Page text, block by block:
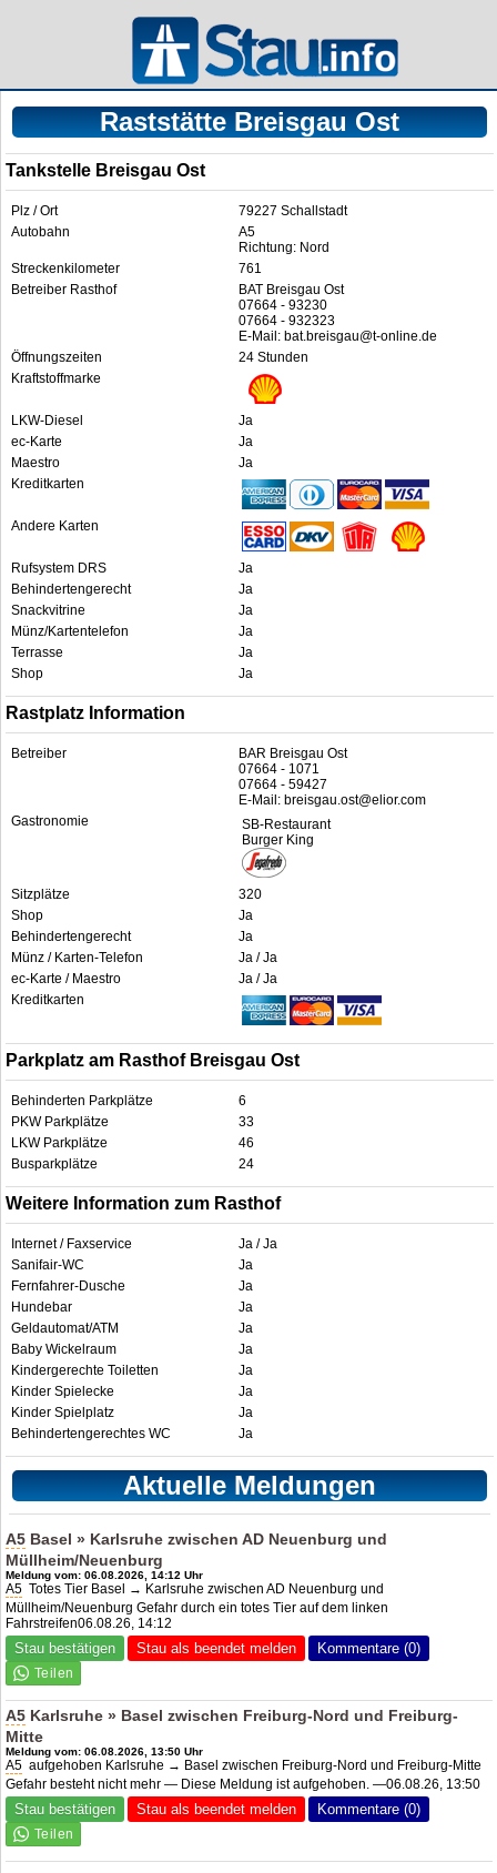
Raststätte Breisgau Ost
Tankstelle Breisgau Ost
Plz / Ort
79227 Schallstadt
Autobahn
A5
Richtung: Nord
Streckenkilometer
761
Betreiber Rasthof
BAT Breisgau Ost
07664 - 93230
07664 - 932323
E-Mail: bat.breisgau@t-online.de
Öffnungszeiten
24 Stunden
Kraftstoffmarke
LKW-Diesel
Ja
ec-Karte
Ja
Maestro
Ja
Kreditkarten
Andere Karten
Rufsystem DRS
Ja
Behindertengerecht
Ja
Snackvitrine
Ja
Münz/Kartentelefon
Ja
Terrasse
Ja
Shop
Ja
Rastplatz Information
Betreiber
BAR Breisgau Ost
07664 - 1071
07664 - 59427
E-Mail: breisgau.ost@elior.com
Gastronomie
SB-Restaurant
Burger King
Sitzplätze
320
Shop
Ja
Behindertengerecht
Ja
Münz / Karten-Telefon
Ja / Ja
ec-Karte / Maestro
Ja / Ja
Kreditkarten
Parkplatz am Rasthof Breisgau Ost
Behinderten Parkplätze
6
PKW Parkplätze
33
LKW Parkplätze
46
Busparkplätze
24
Weitere Information zum Rasthof
Internet / Faxservice
Ja / Ja
Sanifair-WC
Ja
Fernfahrer-Dusche
Ja
Hundebar
Ja
Geldautomat/ATM
Ja
Baby Wickelraum
Ja
Kindergerechte Toiletten
Ja
Kinder Spielecke
Ja
Kinder Spielplatz
Ja
Behindertengerechtes WC
Ja
Aktuelle Meldungen
A5 Basel » Karlsruhe zwischenAD Neuenburg und
Müllheim/Neuenburg
Meldung vom: 06.08.2026, 14:12 Uhr
A5 Totes Tier Basel → Karlsruhe zwischenAD Neuenburg und
Müllheim/Neuenburg Gefahr durch ein totes Tier auf dem linken
Fahrstreifen06.08.26, 14:12
Stau bestätigen Stau als beendet melden Kommentare (0)
A5 Karlsruhe » Basel zwischen Freiburg-Nord und Freiburg-
Mitte
Meldung vom: 06.08.2026, 13:50 Uhr
A5 aufgehoben Karlsruhe → Basel zwischen Freiburg-Nord und Freiburg-Mitte
Gefahr besteht nicht mehr — Diese Meldung ist aufgehoben. —06.08.26, 13:50
Stau bestätigen Stau als beendet melden Kommentare (0)